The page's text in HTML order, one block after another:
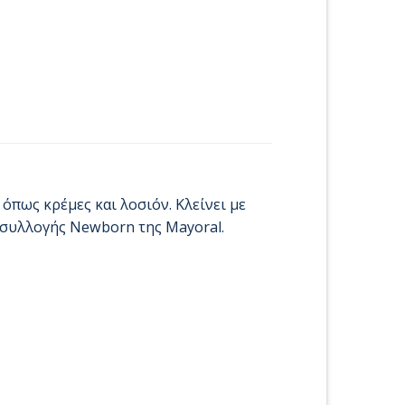
κρέμες και λοσιόν. Κλείνει με
Newborn της Mayoral.